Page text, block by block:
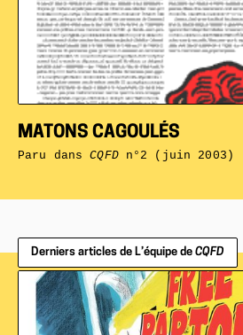
MATONS CAGOULÉS
Paru dansCQFDn°2 (juin 2003)
Derniers articles de L’équipe de CQFD